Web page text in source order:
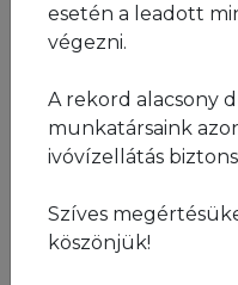
Kútvizet használ, de
illetően?
vízvizsgálatra van
megoldást kínál.
esetén a leadott
végezni.
A rekord alacsony
munkatársaink
ivóvízellátás
Szíves
köszönjük!